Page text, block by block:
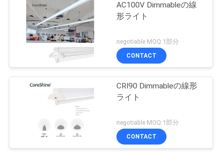
AC100V Dimmableの線
形ライト
negotiable MOQ:1部分
CONTACT
CRI90 Dimmableの線形
ライト
negotiable MOQ:1部分
CONTACT